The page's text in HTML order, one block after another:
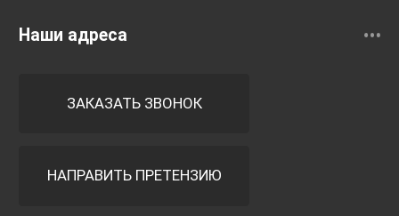
Наши адреса
ЗАКАЗАТЬ ЗВОНОК
НАПРАВИТЬ ПРЕТЕНЗИЮ